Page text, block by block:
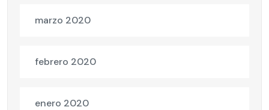
marzo 2020
febrero 2020
enero 2020